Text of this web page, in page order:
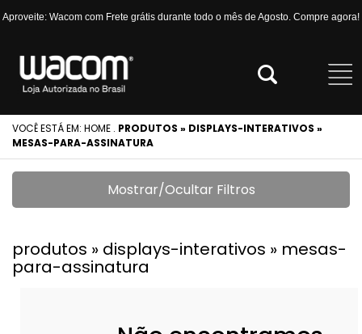
Aproveite: Wacom com Frete grátis durante todo o mês de Agosto. Compre agora!
VOCÊ ESTÁ EM: HOME . PRODUTOS » DISPLAYS-INTERATIVOS »
MESAS-PARA-ASSINATURA
Mostrar/Ocultar Filtros
produtos » displays-interativos » mesas-
para-assinatura